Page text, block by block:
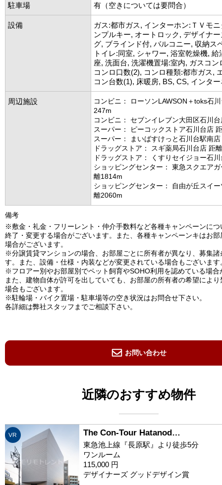
駐車場 有（空きについては要問合）
設備
ガス:都市ガス, インターホン:ＴＶモ
ンプルキー, オートロック, デザイナ
グ, ブラインド付, バルコニー, 収納ス
トイレ:同室, シャワー, 浴室乾燥機,
座, 洗面台, 洗濯機置場:室内, ガスコン
コンロ口数(2), コンロ種類:都市ガス,
コン台数(1), 床暖房, BS, CS, インタ
周辺施設
コンビニ： ローソンLAWSON＋toks石
247m
コンビニ： セブンイレブン大田区石川
スーパー： ピーコックストア石川台店
スーパー： まいばすけっと石川台駅南
ドラッグストア： スギ薬局石川台店 距
ドラッグストア： くすりセイジョー石
ショッピングセンター： 東急スクエア
離1814m
ショッピングセンター： 自由が丘スイ
離2060m
備考
※敷金・礼金・フリーレント・仲介手数料など各種キャンペーンにつ
終了・変更する場合がございます。また、各種キャンペーンキはお
場合がございます。
※分譲賃貸マンションの場合、お部屋ごとに所有者が異なり、募集諸
す。また、設備・仕様・内装などが変更されている場合もございます
※フロアー別やお部屋別でペット飼育やSOHO利用を認めている場合
また、建物自体が許可を出していても、お部屋の所有者の希望によ
場合もございます。
※駐輪場・バイク置場・駐車場等の空き状況はお問合せ下さい。
各詳細は弊社スタッフまでご相談下さい。
お問い合わせ
近隣のおすすめ物件
VR The Con-Tour Hatanod…
東急池上線『長原駅』より徒歩5分
ワンルーム
115,000 円
デザイナーズ グッドデザイン賞